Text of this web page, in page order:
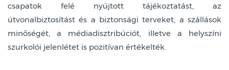
csapatok felé nyújtott tájékoztatást, az
útvonalbiztosítást és a biztonsági terveket, a szállások
minőségét, a médiadisztribúciót, illetve a helyszíni
szurkolói jelenlétet is pozitívan értékelték.